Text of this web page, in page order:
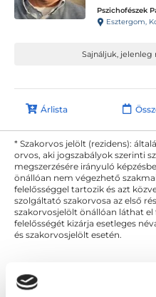
Pszichofészek
Esztergom,
Sajnáljuk, jelenleg
Árlista
* Szakorvos jelölt (rezidens):
orvos, aki jogszabályok szerinti
megszerzésére irányuló
önállóan nem végezhető
felelősséggel tartozik és azt
szolgáltató szakorvosa az első
szakorvosjelölt önállóan láthat
felelősségét kizárja esetleges
és szakorvosjelölt esetén.
Főoldal